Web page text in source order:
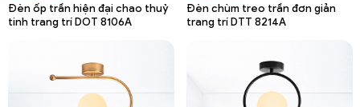
Đèn ốp trần hiện đại chao thuỷ
tinh trang trí DOT 8106A
Đèn chùm treo trần đơn giản
trang trí DTT 8214A